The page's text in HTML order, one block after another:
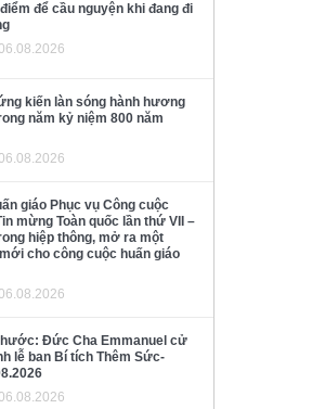
để cầu nguyện khi đang đi
kiến làn sóng hành hương
năm kỷ niệm 800 năm
giáo Phục vụ Công cuộc
mừng Toàn quốc lần thứ VII –
hiệp thông, mở ra một
cho công cuộc huấn giáo
Đức Cha Emmanuel cử
lễ ban Bí tích Thêm Sức-